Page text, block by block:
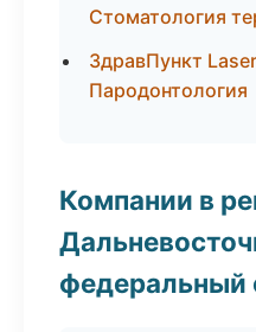
Стоматология
ЗдравПункт
Пародонтология
Компании в
федеральный